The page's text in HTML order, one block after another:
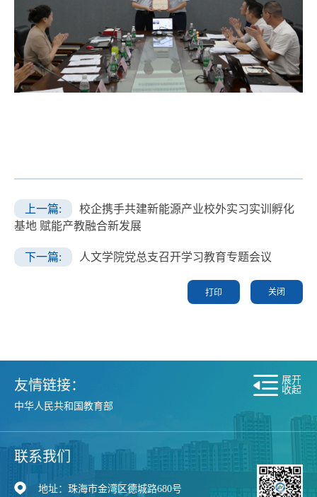
上一篇:
校企携手共建新能源产业校外实习实训孵化
基地 赋能产教融合新发展
下一篇: 人文学院党总支召开学习教育专题会议
关闭
友情链接：
中华人民共和国教育部
现代高等职业技术教育网
广东省教育厅
珠海市财政局
珠海市人力资源和社会保障局
展开
收起
联系我们
地址：珠海市金湾区德城路680号